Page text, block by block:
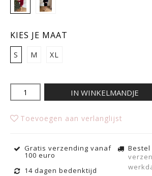
KIES JE MAAT
S M XL
IN WINKELMANDJE
Toevoegen aan verlanglijst
Gratis verzending vanaf
100 euro
14 dagen bedenktijd